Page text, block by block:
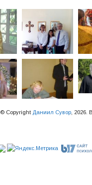
© Copyright Даниил Сувор, 2026.